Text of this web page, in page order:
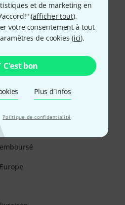
et de marketing en
(afficher tout).
votre consentement à tout
de cookies (ici).
C'est bon
Plus d´infos
Politique de confidentialité
sécurisée par Virement
Pay,Klarna Payer Maintenant
de crédit.
ou remboursé
matière